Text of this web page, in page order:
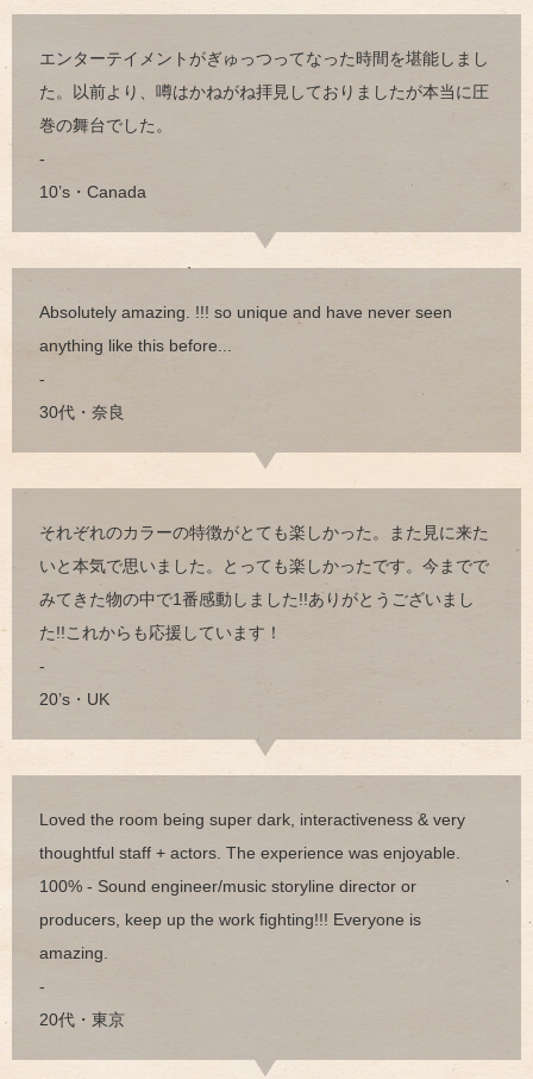
エンターテイメントがぎゅっつってなった時間を堪能しまし
た。以前より、噂はかねがね拝見しておりましたが本当に圧
巻の舞台でした。
-
10’s・Canada
Absolutely amazing. !!! so unique and have never seen
anything like this before...
-
30代・奈良
それぞれのカラーの特徴がとても楽しかった。また見に来た
いと本気で思いました。とっても楽しかったです。今までで
みてきた物の中で1番感動しました!!ありがとうございまし
た!!これからも応援しています！
-
20’s・UK
Loved the room being super dark, interactiveness & very
thoughtful staff + actors. The experience was enjoyable.
100% - Sound engineer/music storyline director or
producers, keep up the work fighting!!! Everyone is
amazing.
-
20代・東京